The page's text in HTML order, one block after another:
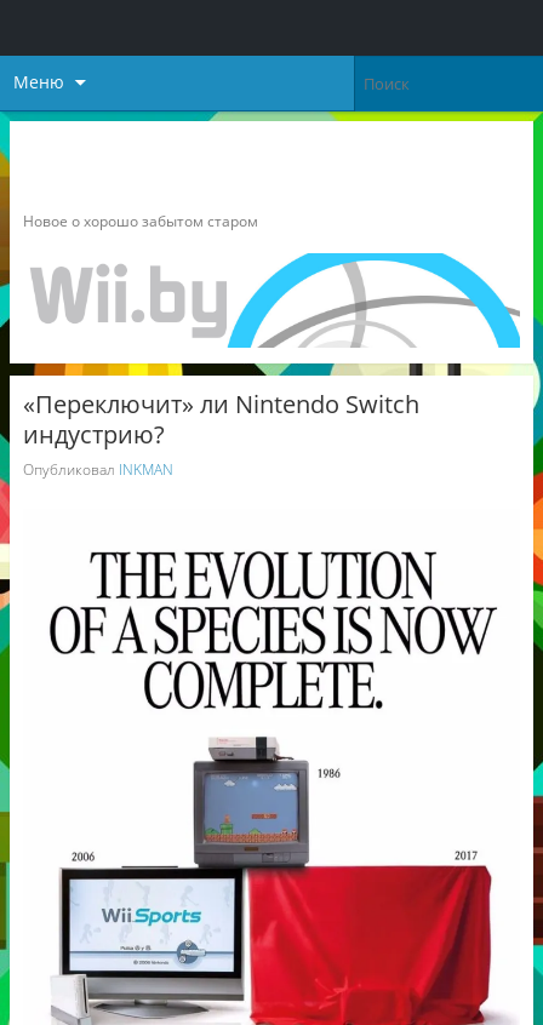
Меню
Новое о хорошо забытом старом
«Переключит» ли Nintendo Switch
индустрию?
Опубликовал INKMAN